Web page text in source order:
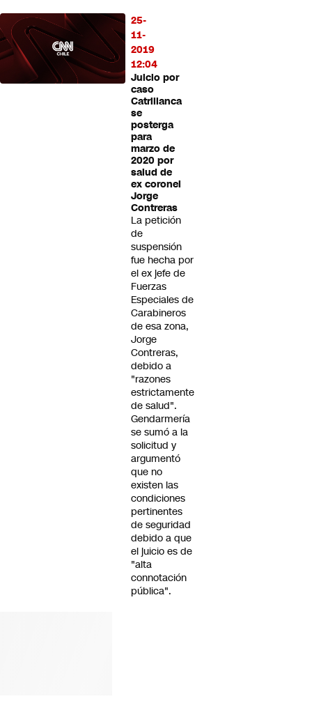
25-
11-
2019
12:04
Juicio por
caso
Catrillanca
se
posterga
para
marzo de
2020 por
salud de
ex coronel
Jorge
Contreras
La petición
de
suspensión
fue hecha por
el ex jefe de
Fuerzas
Especiales de
Carabineros
de esa zona,
Jorge
Contreras,
debido a
"razones
estrictamente
de salud".
Gendarmería
se sumó a la
solicitud y
argumentó
que no
existen las
condiciones
pertinentes
de seguridad
debido a que
el juicio es de
"alta
connotación
pública".